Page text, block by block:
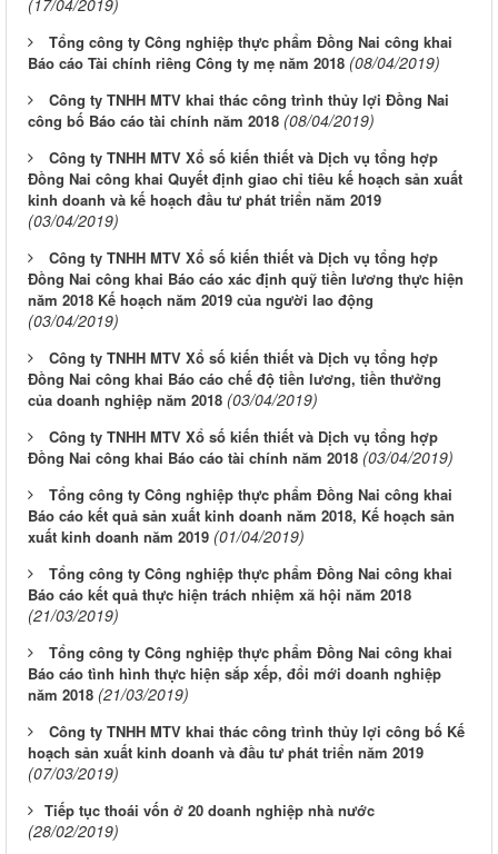
(17/04/2019)
Tổng công ty Công nghiệp thực phẩm Đồng Nai công khai
Báo cáo Tài chính riêng Công ty mẹ năm 2018 (08/04/2019)
Công ty TNHH MTV khai thác công trình thủy lợi Đồng Nai
công bố Báo cáo tài chính năm 2018 (08/04/2019)
Công ty TNHH MTV Xổ số kiến thiết và Dịch vụ tổng hợp
Đồng Nai công khai Quyết định giao chỉ tiêu kế hoạch sản xuất
kinh doanh và kế hoạch đầu tư phát triển năm 2019
(03/04/2019)
Công ty TNHH MTV Xổ số kiến thiết và Dịch vụ tổng hợp
Đồng Nai công khai Báo cáo xác định quỹ tiền lương thực hiện
năm 2018 Kế hoạch năm 2019 của người lao động
(03/04/2019)
Công ty TNHH MTV Xổ số kiến thiết và Dịch vụ tổng hợp
Đồng Nai công khai Báo cáo chế độ tiền lương, tiền thưởng
của doanh nghiệp năm 2018 (03/04/2019)
Công ty TNHH MTV Xổ số kiến thiết và Dịch vụ tổng hợp
Đồng Nai công khai Báo cáo tài chính năm 2018 (03/04/2019)
Tổng công ty Công nghiệp thực phẩm Đồng Nai công khai
Báo cáo kết quả sản xuất kinh doanh năm 2018, Kế hoạch sản
xuất kinh doanh năm 2019 (01/04/2019)
Tổng công ty Công nghiệp thực phẩm Đồng Nai công khai
Báo cáo kết quả thực hiện trách nhiệm xã hội năm 2018
(21/03/2019)
Tổng công ty Công nghiệp thực phẩm Đồng Nai công khai
Báo cáo tình hình thực hiện sắp xếp, đổi mới doanh nghiệp
năm 2018 (21/03/2019)
Công ty TNHH MTV khai thác công trình thủy lợi công bố Kế
hoạch sản xuất kinh doanh và đầu tư phát triển năm 2019
(07/03/2019)
​Tiếp tục thoái vốn ở 20 doanh nghiệp nhà nước
(28/02/2019)